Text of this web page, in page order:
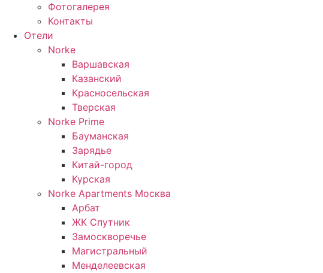
Фотогалерея
Контакты
Отели
Norke
Варшавская
Казанский
Красносельская
Тверская
Norke Prime
Бауманская
Зарядье
Китай-город
Курская
Norke Apartments Москва
Арбат
ЖК Спутник
Замоскворечье
Магистральный
Менделеевская